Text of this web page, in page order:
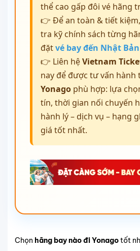
thể cao gấp đôi vé hãng
👉 Để an toàn & tiết
tra kỹ chính sách từng
đặtvé bay đến Nhật Bản
👉 Liên hệVietnam
nay để được tư vấn hành
Yonagophù hợp: lựa
tín, thời gian nối chuyến
hành lý – dịch vụ – hạng
giá tốt nhất.
Chọn hãng bay nào điYonagotốt